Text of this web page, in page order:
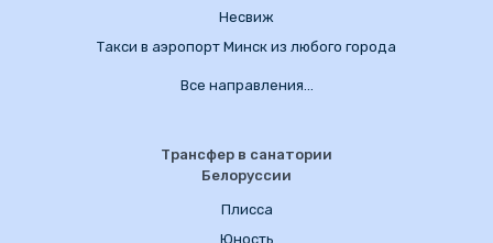
Несвиж
Такси в аэропорт Минск из любого города
Все направления…
Трансфер в санатории
Белоруссии
Плисса
Юность